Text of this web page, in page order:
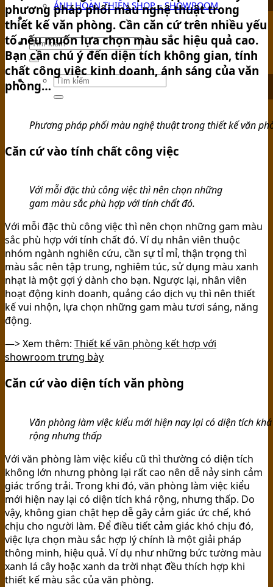
ẢNH HOÀN THIỆN SHOP – SHOWROOM
TIN TỨC
phương pháp phối màu nghệ thuật trong
thiết kế văn phòng. Cần căn cứ trên nhiều yếu
tố nếu muốn lựa chọn màu sắc hiệu quả cao.
Bạn cần chú ý đến diện tích không gian, tính
chất công việc kinh doanh, ánh sáng của văn
phòng…
Phương pháp phối màu nghệ thuật trong thiết kế văn
Căn cứ vào tính chất công việc
Với mỗi đặc thù công việc thì nên chọn những
gam màu sắc phù hợp với tính chất đó.
Với mỗi đặc thù công việc thì nên chọn những gam màu
sắc phù hợp với tính chất đó. Ví dụ nhân viên thuộc
nhóm ngành nghiên cứu, cần sự tỉ mỉ, thận trọng thì
màu sắc nên tập trung, nghiêm túc, sử dụng màu xanh
nhạt là một gợi ý dành cho bạn. Ngược lại, nhân viên
hoạt động kinh doanh, quảng cáo dịch vụ thì nên thiết
kế vui nhộn, lựa chọn những gam màu tươi sáng, năng
động.
—> Xem thêm: Thiết kế văn phòng kết hợp với
showroom trưng bày
Căn cứ vào diện tích văn phòng
Văn phòng làm việc kiểu mới hiện nay lại có diện tích khá
rộng nhưng thấp
Với văn phòng làm việc kiểu cũ thì thường có diện tích
không lớn nhưng phòng lại rất cao nên dễ nảy sinh cảm
giác trống trải. Trong khi đó, văn phòng làm việc kiểu
mới hiện nay lại có diện tích khá rộng, nhưng thấp. Do
vậy, không gian chật hẹp dễ gây cảm giác ức chế, khó
chịu cho người làm. Để điều tiết cảm giác khó chịu đó,
việc lựa chọn màu sắc hợp lý chính là một giải pháp
thông minh, hiệu quả. Ví dụ như những bức tường màu
xanh lá cây hoặc xanh da trời nhạt đều thích hợp khi
thiết kế màu sắc của văn phòng.